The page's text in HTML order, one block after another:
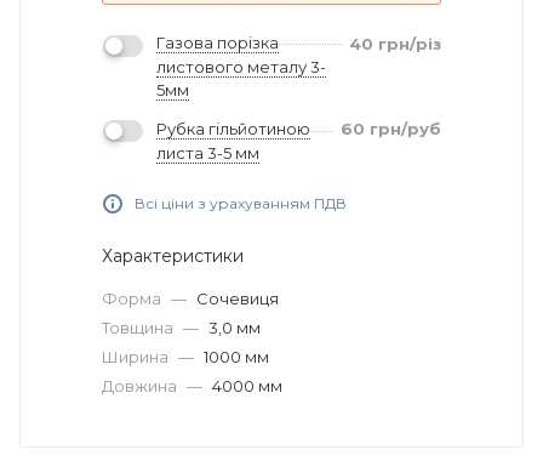
Газова порізка
листового металу 3-
5мм
40 грн/різ
Рубка гільйотиною
листа 3-5 мм
60 грн/руб
Всі ціни з урахуванням ПДВ
Характеристики
Форма — Сочевиця
Товщина — 3,0 мм
Ширина — 1000 мм
Довжина — 4000 мм